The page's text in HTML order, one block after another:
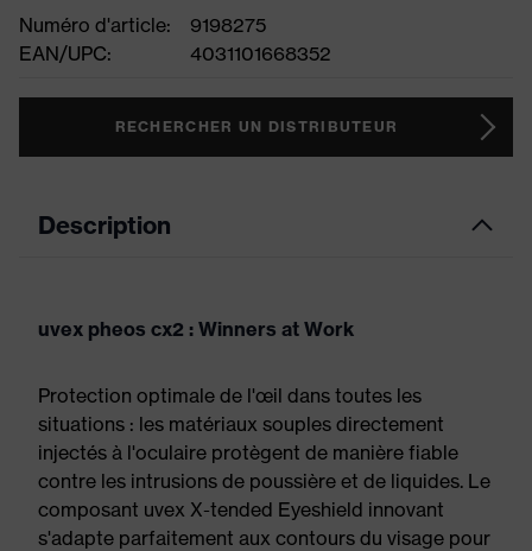
Numéro d'article:
9198275
EAN/UPC:
4031101668352
RECHERCHER UN DISTRIBUTEUR
Description
uvex pheos cx2 : Winners at Work
Protection optimale de l'œil dans toutes les
situations : les matériaux souples directement
injectés à l'oculaire protègent de manière fiable
contre les intrusions de poussière et de liquides. Le
composant uvex X-tended Eyeshield innovant
s'adapte parfaitement aux contours du visage pour